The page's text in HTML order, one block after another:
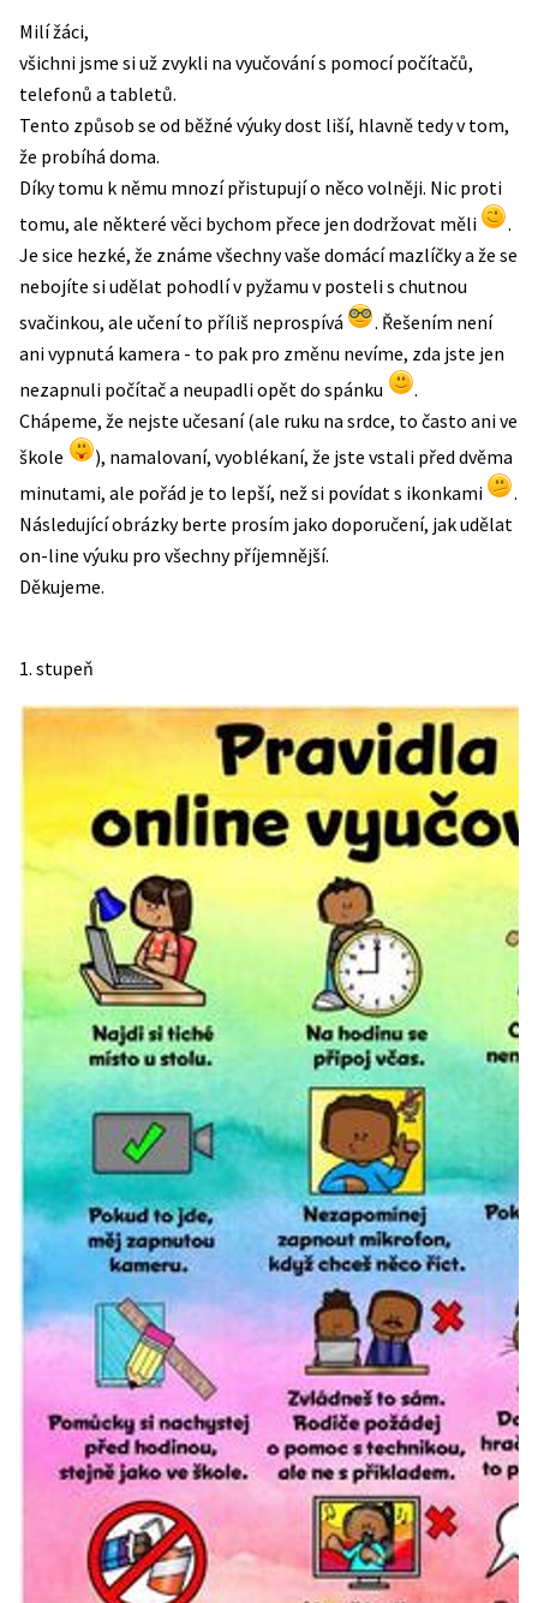
Milí žáci,
všichni jsme si už zvykli na vyučování s pomocí počítačů,
telefonů a tabletů.
Tento způsob se od běžné výuky dost liší, hlavně tedy v tom,
že probíhá doma.
Díky tomu k němu mnozí přistupují o něco volněji. Nic proti
tomu, ale některé věci bychom přece jen dodržovat měli
.
Je sice hezké, že známe všechny vaše domácí mazlíčky a že se
nebojíte si udělat pohodlí v pyžamu v posteli s chutnou
svačinkou, ale učení to příliš neprospívá
. Řešením není
ani vypnutá kamera - to pak pro změnu nevíme, zda jste jen
nezapnuli počítač a neupadli opět do spánku
.
Chápeme, že nejste učesaní (ale ruku na srdce, to často ani ve
škole
), namalovaní, vyoblékaní, že jste vstali před dvěma
minutami, ale pořád je to lepší, než si povídat s ikonkami
.
Následující obrázky berte prosím jako doporučení, jak udělat
on-line výuku pro všechny příjemnější.
Děkujeme.
1. stupeň